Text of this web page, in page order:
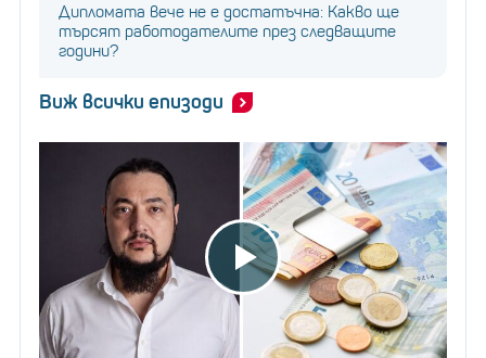
Дипломата вече не е достатъчна: Какво ще
търсят работодателите през следващите
години?
Виж всички епизоди